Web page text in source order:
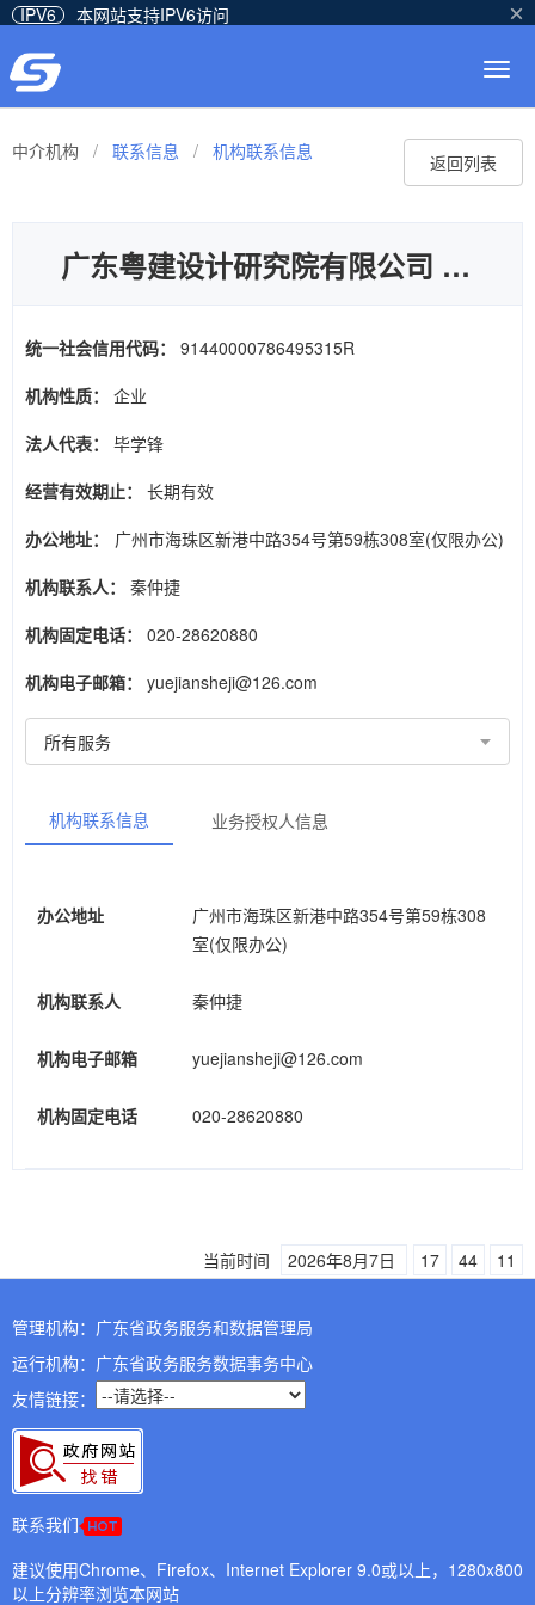
IPV6 本网站支持IPV6访问
中介机构 / 联系信息 / 机构联系信息 返回列表
广东粤建设计研究院有限公司
统一社会信用代码：
91440000786495315R
机构性质：
企业
法人代表：
毕学锋
经营有效期止：
长期有效
办公地址：
广州市海珠区新港中路354号第59栋308室(仅限办公)
机构联系人：
秦仲捷
机构固定电话：
020-28620880
机构电子邮箱：
yuejiansheji@126.com
机构联系信息 业务授权人信息
办公地址
广州市海珠区新港中路354号第59栋308
室(仅限办公)
机构联系人 秦仲捷
机构电子邮箱 yuejiansheji@126.com
机构固定电话 020-28620880
当前时间 2026年8月7日 17 44 11
管理机构：广东省政务服务和数据管理局
运行机构：广东省政务服务数据事务中心
友情链接：
联系我们
建议使用Chrome、Firefox、Internet Explorer 9.0或以上，1280x800
以上分辨率浏览本网站